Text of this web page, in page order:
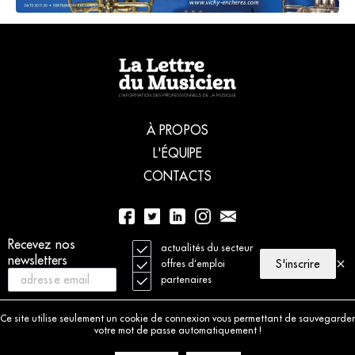
Recevez nos
newsletters
actualités du secteur
offres d’emploi
partenaires
S'inscrire
Ce site utilise seulement un cookie de connexion vous permettant de sauvegarder
votre mot de passe automatiquement !
À PROPOS
L'ÉQUIPE
CONTACTS
01 56 77 04 00
© 2021 La Lettre du Musicien. Tous droits réservés
Charte déontologique